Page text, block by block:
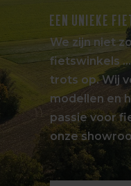
EEN UNIEKE
We zijn niet
fietswinkels
trots op. Wij
modellen en
passie voor
onze